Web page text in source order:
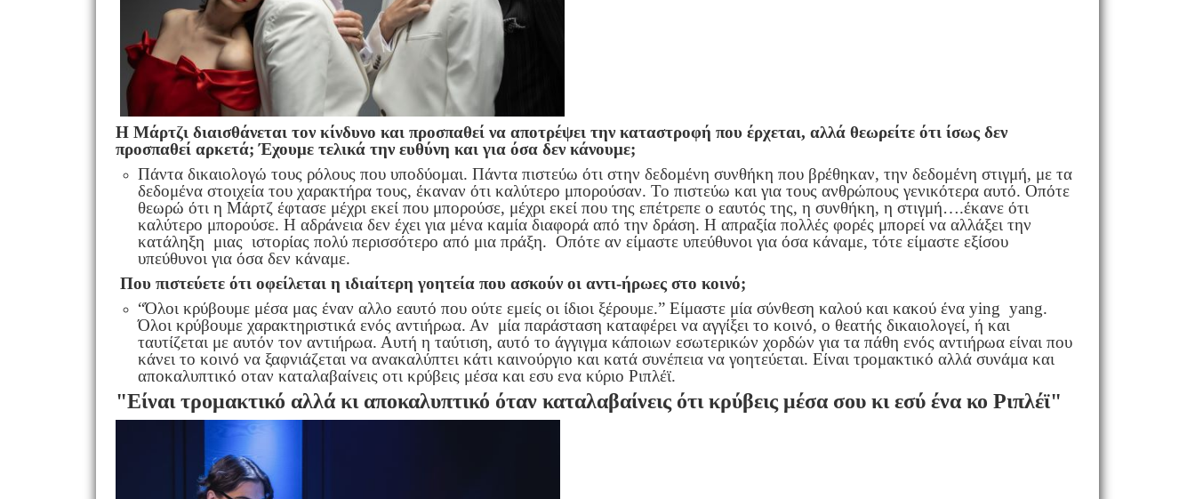
Η Μάρτζι διαισθάνεται τον κίνδυνο και προσπαθεί να αποτρέψει την καταστροφή που έρχεται, αλλά θεωρείτε ότι ίσως δεν
προσπαθεί αρκετά; Έχουμε τελικά την ευθύνη και για όσα δεν κάνουμε;
Πάντα δικαιολογώ τους ρόλους που υποδύομαι. Πάντα πιστεύω ότι στην δεδομένη συνθήκη που βρέθηκαν, την δεδομένη στιγμή, με τα
δεδομένα στοιχεία του χαρακτήρα τους, έκαναν ότι καλύτερο μπορούσαν. Το πιστεύω και για τους ανθρώπους γενικότερα αυτό. Οπότε
θεωρώ ότι η Μάρτζ έφτασε μέχρι εκεί που μπορούσε, μέχρι εκεί που της επέτρεπε ο εαυτός της, η συνθήκη, η στιγμή….έκανε ότι
καλύτερο μπορούσε. Η αδράνεια δεν έχει για μένα καμία διαφορά από την δράση. Η απραξία πολλές φορές μπορεί να αλλάξει την
κατάληξη μιας ιστορίας πολύ περισσότερο από μια πράξη. Οπότε αν είμαστε υπεύθυνοι για όσα κάναμε, τότε είμαστε εξίσου
υπεύθυνοι για όσα δεν κάναμε.
Που πιστεύετε ότι οφείλεται η ιδιαίτερη γοητεία που ασκούν οι αντι-ήρωες στο κοινό;
“Όλοι κρύβουμε μέσα μας έναν αλλο εαυτό που ούτε εμείς οι ίδιοι ξέρουμε.” Είμαστε μία σύνθεση καλού και κακού ένα ying yang.
Όλοι κρύβουμε χαρακτηριστικά ενός αντιήρωα. Αν μία παράσταση καταφέρει να αγγίξει το κοινό, ο θεατής δικαιολογεί, ή και
ταυτίζεται με αυτόν τον αντιήρωα. Αυτή η ταύτιση, αυτό το άγγιγμα κάποιων εσωτερικών χορδών για τα πάθη ενός αντιήρωα είναι που
κάνει το κοινό να ξαφνιάζεται να ανακαλύπτει κάτι καινούργιο και κατά συνέπεια να γοητεύεται. Είναι τρομακτικό αλλά συνάμα και
αποκαλυπτικό οταν καταλαβαίνεις οτι κρύβεις μέσα και εσυ ενα κύριο Ριπλέϊ.
"Είναι τρομακτικό αλλά κι αποκαλυπτικό όταν καταλαβαίνεις ότι κρύβεις μέσα σου κι εσύ ένα κο Ριπλέϊ"